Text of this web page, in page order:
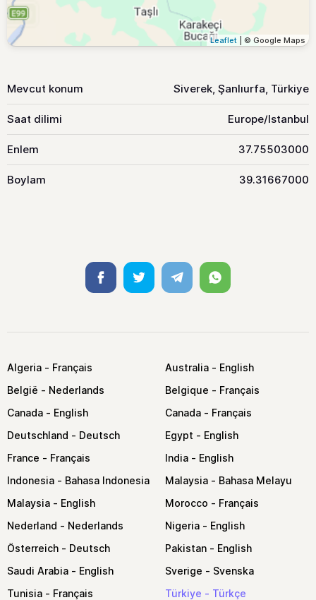
Leaflet | © Google Maps
Mevcut konum Siverek, Şanlıurfa, Türkiye
Saat dilimi Europe/Istanbul
Enlem 37.75503000
Boylam 39.31667000
FacebookTwitter TelegramWhatsapp
Algeria
Australia
België
Belgique
Canada
Canada
Deutschland
Egypt
France
India
Indonesia
Malaysia
Malaysia
Morocco
Nederland
Nigeria
Österreich
Pakistan
Saudi Arabia
Sverige
Tunisia
Türkiye